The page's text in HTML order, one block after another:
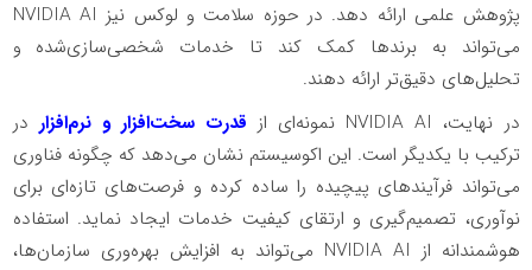
پژوهش علمی ارائه دهد. در حوزه سلامت و لوکس نیز NVIDIA AI
می‌تواند به برندها کمک کند تا خدمات شخصی‌سازی‌شده و
تحلیل‌های دقیق‌تر ارائه دهند.
در نهایت، NVIDIA AI نمونه‌ای از
قدرت سخت‌افزار و نرم‌افزار در
ترکیب با یکدیگر است. این اکوسیستم نشان می‌دهد که چگونه فناوری
می‌تواند فرآیندهای پیچیده را ساده کرده و فرصت‌های تازه‌ای برای
نوآوری، تصمیم‌گیری و ارتقای کیفیت خدمات ایجاد نماید. استفاده
هوشمندانه از NVIDIA AI می‌تواند به افزایش بهره‌وری سازمان‌ها،